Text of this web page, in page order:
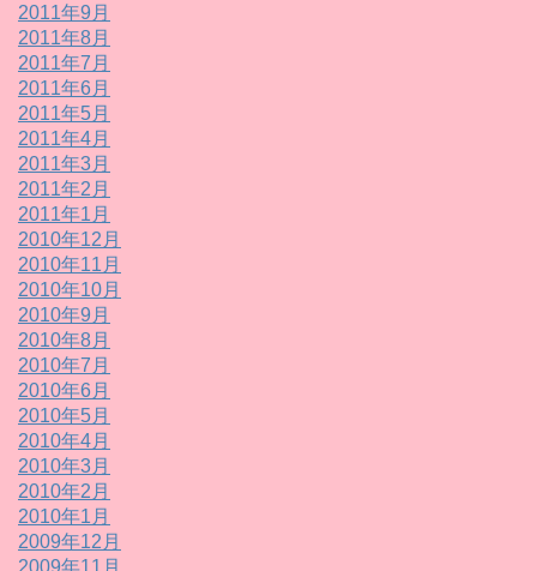
2011年9月
2011年8月
2011年7月
2011年6月
2011年5月
2011年4月
2011年3月
2011年2月
2011年1月
2010年12月
2010年11月
2010年10月
2010年9月
2010年8月
2010年7月
2010年6月
2010年5月
2010年4月
2010年3月
2010年2月
2010年1月
2009年12月